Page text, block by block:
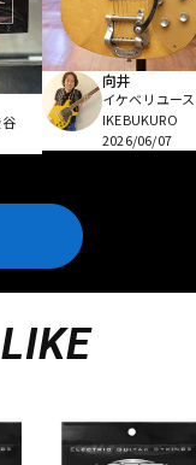
向井
イケベリユース
IKEBUKURO
2026/06/07